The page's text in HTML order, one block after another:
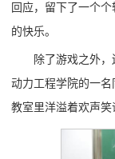
回应，留下了一个
的快乐。
除了游戏之外
动力工程学院的一名
教室里洋溢着欢声笑